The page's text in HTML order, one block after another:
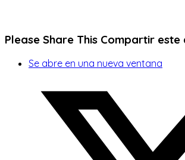
Please Share This Compartir este
Se abre en una nueva ventana